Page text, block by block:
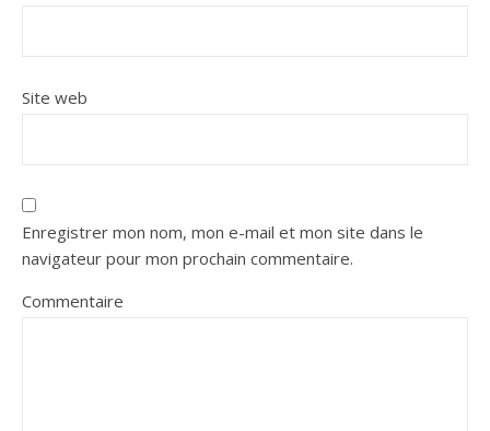
Site web
Enregistrer mon nom, mon e-mail et mon site dans le
navigateur pour mon prochain commentaire.
Commentaire